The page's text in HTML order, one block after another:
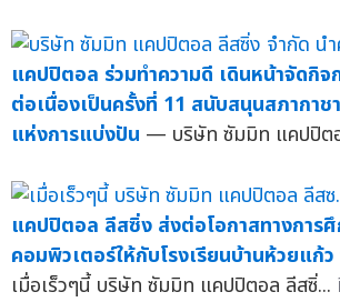
แคปปิตอล ร่วมทำความดี เดินหน้าจัดกิจ
ต่อเนื่องเป็นครั้งที่ 11 สนับสนุนสภากาช
แห่งการแบ่งปัน — บริษัท ซัมมิท แคปปิต
แคปปิตอล ลีสซิ่ง ส่งต่อโอกาสทางการ
คอมพิวเตอร์ให้กับโรงเรียนบ้านห้วยแก้
เมื่อเร็วๆนี้ บริษัท ซัมมิท แคปปิตอล ลีสซิ่...